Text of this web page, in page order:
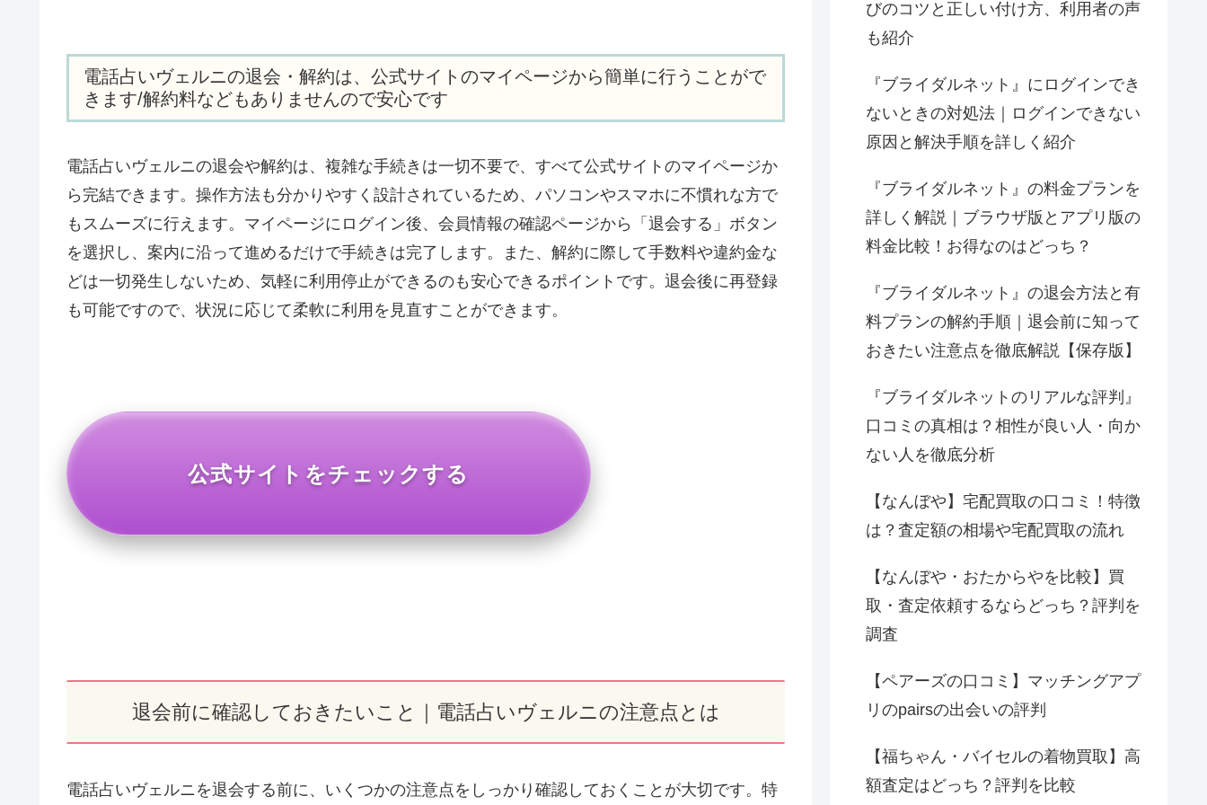
電話占いヴェルニの退会・解約は、公式サイトのマイページから簡単に行うことがで
きます/解約料などもありませんので安心です
電話占いヴェルニの退会や解約は、複雑な手続きは一切不要で、すべて公式サイトのマイページか
ら完結できます。操作方法も分かりやすく設計されているため、パソコンやスマホに不慣れな方で
もスムーズに行えます。マイページにログイン後、会員情報の確認ページから「退会する」ボタン
を選択し、案内に沿って進めるだけで手続きは完了します。また、解約に際して手数料や違約金な
どは一切発生しないため、気軽に利用停止ができるのも安心できるポイントです。退会後に再登録
も可能ですので、状況に応じて柔軟に利用を見直すことができます。
公式サイトをチェックする
退会前に確認しておきたいこと｜電話占いヴェルニの注意点とは
電話占いヴェルニを退会する前に、いくつかの注意点をしっかり確認しておくことが大切です。特
びのコツと正しい付け方、利用者の声
も紹介
『ブライダルネット』にログインでき
ないときの対処法｜ログインできない
原因と解決手順を詳しく紹介
『ブライダルネット』の料金プランを
詳しく解説｜ブラウザ版とアプリ版の
料金比較！お得なのはどっち？
『ブライダルネット』の退会方法と有
料プランの解約手順｜退会前に知って
おきたい注意点を徹底解説【保存版】
『ブライダルネットのリアルな評判』
口コミの真相は？相性が良い人・向か
ない人を徹底分析
【なんぼや】宅配買取の口コミ！特徴
は？査定額の相場や宅配買取の流れ
【なんぼや・おたからやを比較】買
取・査定依頼するならどっち？評判を
調査
【ペアーズの口コミ】マッチングアプ
リのpairsの出会いの評判
【福ちゃん・バイセルの着物買取】高
額査定はどっち？評判を比較